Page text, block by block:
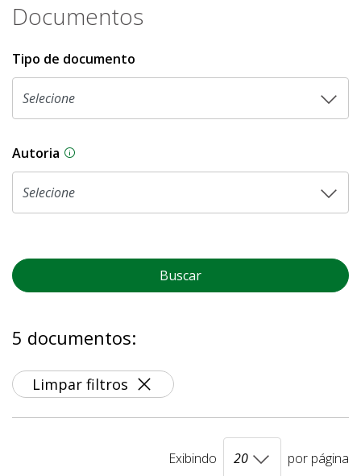
Documentos
Tipo de documento
Autoria As proposições legislativas na CLDF podem
Buscar
5 documentos:
Limpar filtros
Exibindo por página